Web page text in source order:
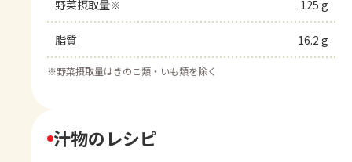
野菜摂取量※ 125 g
脂質 16.2 g
※野菜摂取量はきのこ類・いも類を除く
汁物のレシピ